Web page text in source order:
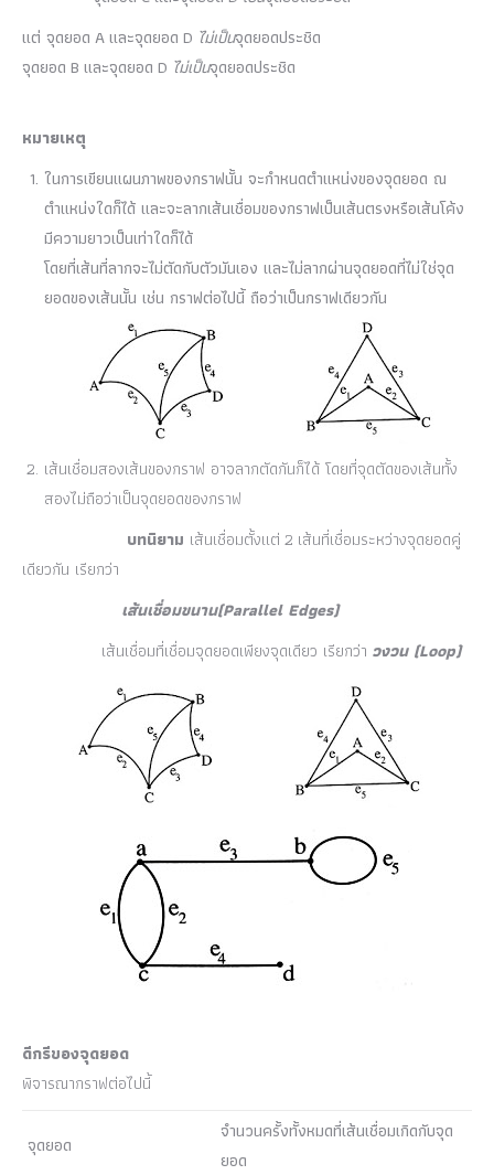
แต่ จุดยอด A และจุดยอด D ไม่เป็นจุดยอดประชิด
จุดยอด B และจุดยอด D ไม่เป็นจุดยอดประชิด
หมายเหตุ
ในการเขียนแผนภาพของกราฟนั้น จะกำหนดตำแหน่งของจุดยอด ณ
ตำแหน่งใดก็ได้ และจะลากเส้นเชื่อมของกราฟเป็นเส้นตรงหรือเส้นโค้ง
มีความยาวเป็นเท่าใดก็ได้
โดยที่เส้นที่ลากจะไม่ตัดกับตัวมันเอง และไม่ลากผ่านจุดยอดที่ไม่ใช่จุด
ยอดของเส้นนั้น เช่น กราฟต่อไปนี้ ถือว่าเป็นกราฟเดียวกัน
เส้นเชื่อมสองเส้นของกราฟ อาจลากตัดกันก็ได้ โดยที่จุดตัดของเส้นทั้ง
สองไม่ถือว่าเป็นจุดยอดของกราฟ
บทนิยาม เส้นเชื่อมตั้งแต่ 2 เส้นที่เชื่อมระหว่างจุดยอดคู่
เดียวกัน เรียกว่า
เส้นเชื่อมขนาน(Parallel Edges)
เส้นเชื่อมที่เชื่อมจุดยอดเพียงจุดเดียว เรียกว่า วงวน(Loop)
ดีกรีของจุดยอด
พิจารณากราฟต่อไปนี้
จุดยอด
จำนวนครั้งทั้งหมดที่เส้นเชื่อมเกิดกับจุด
ยอด